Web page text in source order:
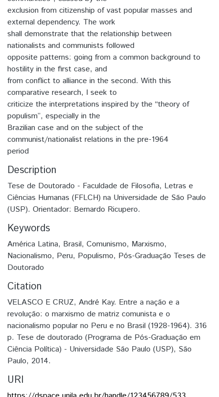
exclusion from citizenship of vast popular masses and
external dependency. The work
shall demonstrate that the relationship between
nationalists and communists followed
opposite patterns: going from a common background to
hostility in the first case, and
from conflict to alliance in the second. With this
comparative research, I seek to
criticize the interpretations inspired by the “theory of
populism”, especially in the
Brazilian case and on the subject of the
communist/nationalist relations in the pre-1964
period
Description
Tese de Doutorado - Faculdade de Filosofia, Letras e
Ciências Humanas (FFLCH) na Universidade de São Paulo
(USP). Orientador: Bernardo Ricupero.
Keywords
América Latina, Brasil, Comunismo, Marxismo,
Nacionalismo, Peru, Populismo, Pós-Graduação Teses de
Doutorado
Citation
VELASCO E CRUZ, André Kay. Entre a nação e a
revolução: o marxismo de matriz comunista e o
nacionalismo popular no Peru e no Brasil (1928-1964). 316
p. Tese de doutorado (Programa de Pós-Graduação em
Ciência Política) - Universidade São Paulo (USP), São
Paulo, 2014.
URI